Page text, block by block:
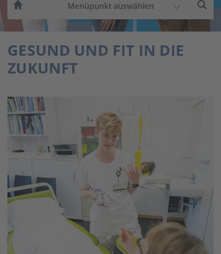
Menüpunkt auswählen
GESUND UND FIT IN DIE
ZUKUNFT